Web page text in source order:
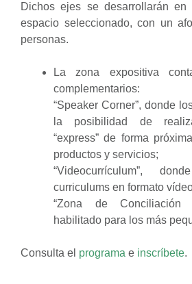
Dichos ejes se desarrollarán en
espacio seleccionado, con un
personas.
La zona expositiva
complementarios:
“Speaker Corner”, donde
la posibilidad de
“express” de forma
productos y servicios;
“Videocurrículum”,
curriculums en formato
“Zona de Conciliación
habilitado para los más
Consulta el programa e inscríbete.